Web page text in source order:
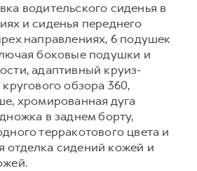
водительского сиденья в
и сиденья переднего
направлениях, 6 подушек
боковые подушки и
адаптивный круиз-
обзора 360,
хромированная дуга
в заднем борту,
терракотового цвета и
отделка сидений кожей и